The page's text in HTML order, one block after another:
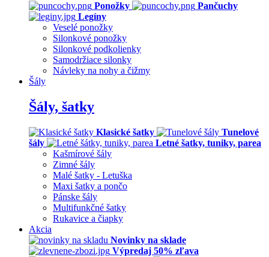
Ponožky
Pančuchy
Legíny
Veselé ponožky
Silonkové ponožky
Silonkové podkolienky
Samodržiace silonky
Návleky na nohy a čižmy
Šály
Šály, šatky
Klasické šatky
Tunelové
šály
Letné šatky, tuniky, parea
Kašmírové šály
Zimné šály
Malé šatky - Letuška
Maxi šatky a pončo
Pánske šály
Multifunkčné šatky
Rukavice a čiapky
Akcia
Novinky na sklade
Výpredaj 50% zľava